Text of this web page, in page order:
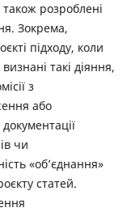
розроблені
Зокрема,
підходу, коли
такі діяння,
з
або
чи
«об’єднання»
статей.